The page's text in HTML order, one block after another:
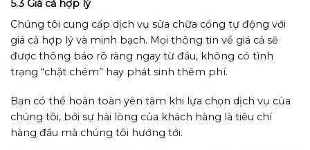
5.3 Giá cả hợp lý
Chúng tôi cung cấp dịch vụ sửa chữa cổng tự động với
giá cả hợp lý và minh bạch. Mọi thông tin về giá cả sẽ
được thông báo rõ ràng ngay từ đầu, không có tình
trạng “chặt chém” hay phát sinh thêm phí.
Bạn có thể hoàn toàn yên tâm khi lựa chọn dịch vụ của
chúng tôi, bởi sự hài lòng của khách hàng là tiêu chí
hàng đầu mà chúng tôi hướng tới.